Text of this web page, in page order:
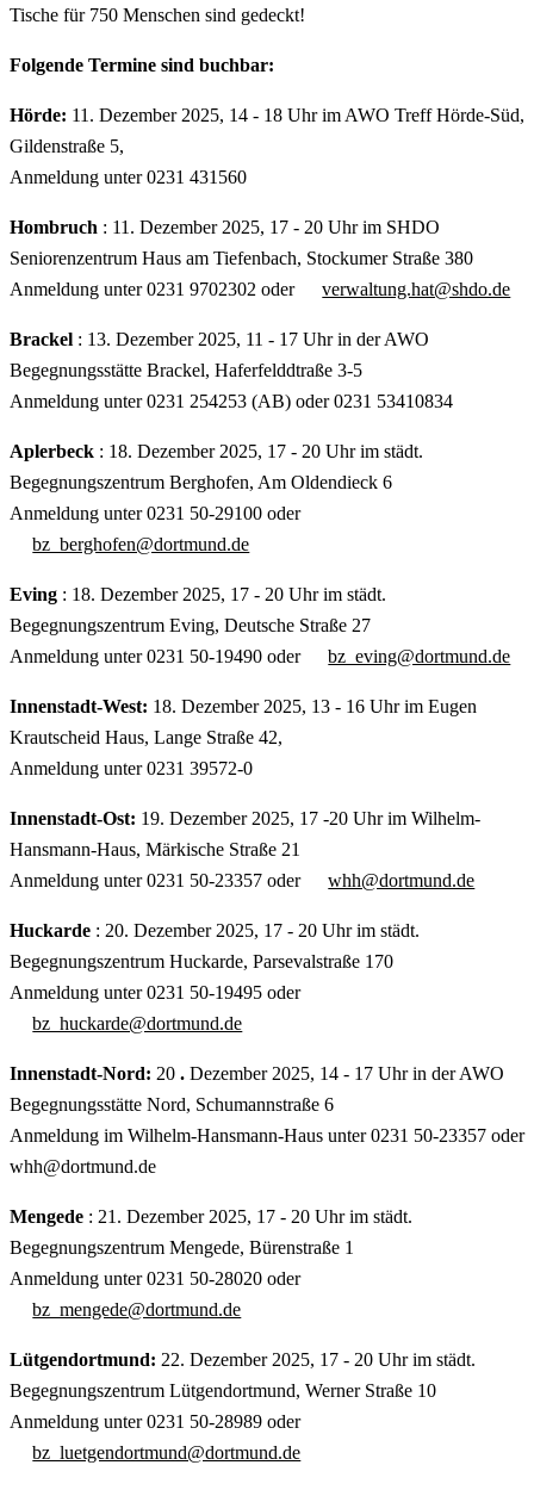
Tische für 750 Menschen sind gedeckt!
Folgende Termine sind buchbar:
Hörde: 11. Dezember 2025, 14 - 18 Uhr im AWO Treff Hörde-Süd,
Gildenstraße 5,
Anmeldung unter 0231 431560
Hombruch : 11. Dezember 2025, 17 - 20 Uhr im SHDO
Seniorenzentrum Haus am Tiefenbach, Stockumer Straße 380
Anmeldung unter 0231 9702302 oder
verwaltung.hat@shdo.de
Brackel : 13. Dezember 2025, 11 - 17 Uhr in der AWO
Begegnungsstätte Brackel, Haferfelddtraße 3-5
Anmeldung unter 0231 254253 (AB) oder 0231 53410834
Aplerbeck : 18. Dezember 2025, 17 - 20 Uhr im städt.
Begegnungszentrum Berghofen, Am Oldendieck 6
Anmeldung unter 0231 50-29100 oder
bz_berghofen@dortmund.de
Eving : 18. Dezember 2025, 17 - 20 Uhr im städt.
Begegnungszentrum Eving, Deutsche Straße 27
Anmeldung unter 0231 50-19490 oder
bz_eving@dortmund.de
Innenstadt-West: 18. Dezember 2025, 13 - 16 Uhr im Eugen
Krautscheid Haus, Lange Straße 42,
Anmeldung unter 0231 39572-0
Innenstadt-Ost: 19. Dezember 2025, 17 -20 Uhr im Wilhelm-
Hansmann-Haus, Märkische Straße 21
Anmeldung unter 0231 50-23357 oder
whh@dortmund.de
Huckarde : 20. Dezember 2025, 17 - 20 Uhr im städt.
Begegnungszentrum Huckarde, Parsevalstraße 170
Anmeldung unter 0231 50-19495 oder
bz_huckarde@dortmund.de
Innenstadt-Nord: 20 . Dezember 2025, 14 - 17 Uhr in der AWO
Begegnungsstätte Nord, Schumannstraße 6
Anmeldung im Wilhelm-Hansmann-Haus unter 0231 50-23357 oder
whh@dortmund.de
Mengede : 21. Dezember 2025, 17 - 20 Uhr im städt.
Begegnungszentrum Mengede, Bürenstraße 1
Anmeldung unter 0231 50-28020 oder
bz_mengede@dortmund.de
Lütgendortmund: 22. Dezember 2025, 17 - 20 Uhr im städt.
Begegnungszentrum Lütgendortmund, Werner Straße 10
Anmeldung unter 0231 50-28989 oder
bz_luetgendortmund@dortmund.de